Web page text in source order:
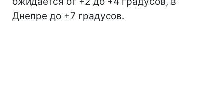
Днепре до +7 градусов.